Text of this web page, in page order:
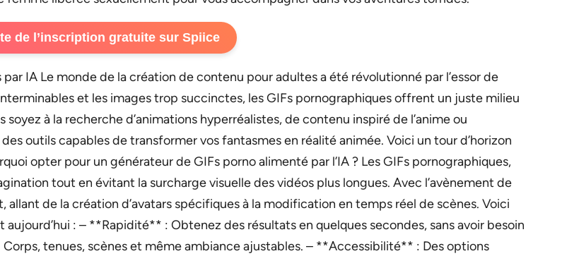
de l’inscription gratuite sur Spiice
IA Le monde de la création de contenu pour adultes a été révolutionné par l’essor de
et les images trop succinctes, les GIFs pornographiques offrent un juste milieu
à la recherche d’animations hyperréalistes, de contenu inspiré de l’anime ou
outils capables de transformer vos fantasmes en réalité animée. Voici un tour d’horizon
opter pour un générateur de GIFs porno alimenté par l’IA ? Les GIFs pornographiques,
tout en évitant la surcharge visuelle des vidéos plus longues. Avec l’avènement de
de la création d’avatars spécifiques à la modification en temps réel de scènes. Voici
: – **Rapidité** : Obtenez des résultats en quelques secondes, sans avoir besoin
tenues, scènes et même ambiance ajustables. – **Accessibilité** : Des options